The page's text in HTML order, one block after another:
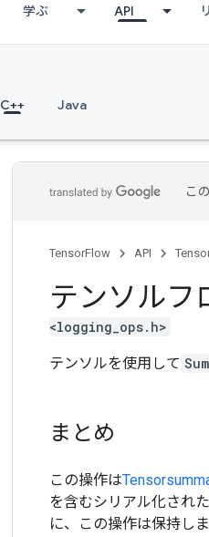
学ぶ API
C++ Java
こ
TensorFlow API
テンソルフ
<logging_ops.h>
テンソルを使用して
まとめ
この操作は
を含むシリアル化され
に、この操作は保持しま